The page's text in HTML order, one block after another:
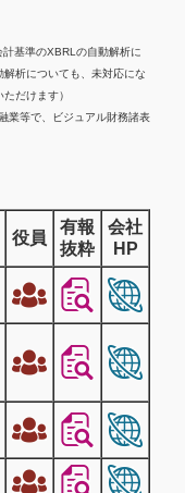
基準のXBRLの自動解析に
析についても、未対応にな
だけます）
業等で、ビジュアル財務諸表
役員
有報
抜粋
会社
HP